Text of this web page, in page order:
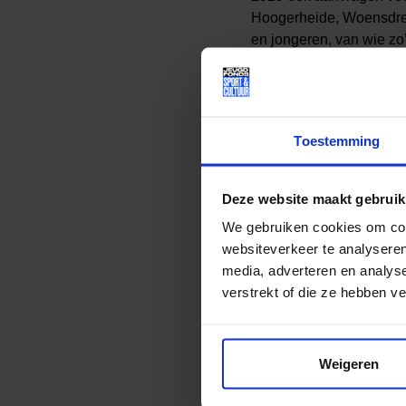
Toestemming
Deze website maakt
We gebruiken cookies om
websiteverkeer te
media, adverteren en
verstrekt of die ze hebben
Weigeren
Hoogerheide,
en jongeren, van wie
Moerdijk
Gemeente Moerdijk
Helwijk en
is zo’n 550 jonge
en materialen.
Overige